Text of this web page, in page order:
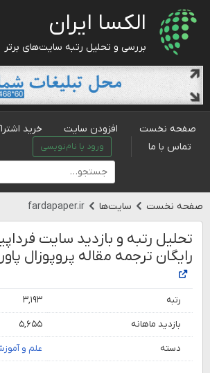
الکسا ایران
بررسی و تحلیل رتبه سایت‌های برتر
صفحه نخست افزودن سایت خرید
تماس با ما
ورود یا نام‌نویسی
صفحه نخست سایت‌ها fardapaper.ir
تحلیل رتبه و بازدید سایت
رایگان ترجمه مقاله پروپوزال
رتبه ۳,۱۹۳
بازدید ماهانه ۵,۶۵۵
دسته علم و